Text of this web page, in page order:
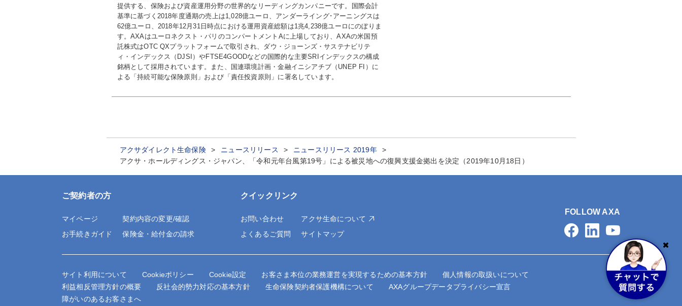
提供する、保険および資産運用分野の世界的なリーディングカンパニーです。国際会計
基準に基づく2018年度通期の売上は1,028億ユーロ、アンダーライング･アーニングスは
62億ユーロ、2018年12月31日時点における運用資産総額は1兆4,238億ユーロにのぼりま
す。AXAはユーロネクスト・パリのコンパートメントAに上場しており、AXAの米国預
託株式はOTC QXプラットフォームで取引され、ダウ・ジョーンズ・サステナビリテ
ィ・インデックス（DJSI）やFTSE4GOODなどの国際的な主要SRIインデックスの構成
銘柄として採用されています。また、国連環境計画・金融イニシアチブ（UNEP FI）に
よる「持続可能な保険原則」および「責任投資原則」に署名しています。
アクサダイレクト生命保険 ニュースリリース
ニュースリリース 2019年
アクサ・ホールディングス・ジャパン、「令和元年台風第19号」による被災地への復興支援金拠出を決定（2019年10月18日）
ご契約者の方
マイページ
契約内容の変更/確認
お手続きガイド
保険金・給付金の請求
クイックリンク
お問い合わせ
アクサ生命について
よくあるご質問
サイトマップ
FOLLOW AXA
サイト利用について Cookieポリシー Cookie設定 お客さま本位の業務運営を実現するための基本方針
個人情報の取扱いについて
利益相反管理方針の概要
反社会的勢力対応の基本方針 生命保険契約者保護機構について
AXAグループデータプライバシー宣言
障がいのあるお客さまへ